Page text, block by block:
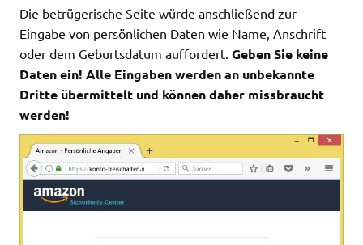
Die betrügerische Seite würde anschließend zur
Eingabe von persönlichen Daten wie Name, Anschrift
oder dem Geburtsdatum auffordert. Geben Sie keine
Daten ein! Alle Eingaben werden an unbekannte
Dritte übermittelt und können daher missbraucht
werden!